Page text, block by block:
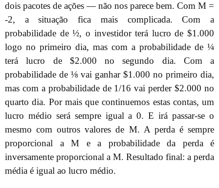
dois pacotes de ações — não nos parece bem. Com M =
-2, a situação fica mais complicada. Com a
probabilidade de ½, o investidor terá lucro de $1.000
logo no primeiro dia, mas com a probabilidade de ¼
terá lucro de $2.000 no segundo dia. Com a
probabilidade de ⅛ vai ganhar $1.000 no primeiro dia,
mas com a probabilidade de 1/16 vai perder $2.000 no
quarto dia. Por mais que continuemos estas contas, um
lucro médio será sempre igual a 0. E irá passar-se o
mesmo com outros valores de M. A perda é sempre
proporcional a M e a probabilidade da perda é
inversamente proporcional a M. Resultado final: a perda
média é igual ao lucro médio.